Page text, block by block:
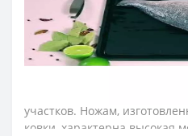
Тип ножей Аркос Riviera
Ножи Arcos серии Riviera
ковки из эксклюзивной
Углеродную сталь сначала
участков. Ножам,
ковки, характерна высокая